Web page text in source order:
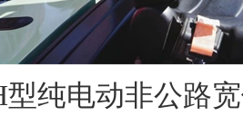
型纯电动非公路